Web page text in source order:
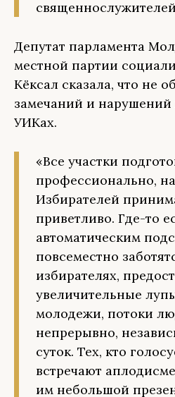
Депутат парламента
местной партии
Кёксал сказала, что не
замечаний и
УИКах.
«Все участки
профессионально,
Избирателей
приветливо. Где-то
автоматическим
повсеместно
избирателях,
увеличительные
молодежи, потоки
непрерывно,
суток. Тех, кто
встречают
им небольшой